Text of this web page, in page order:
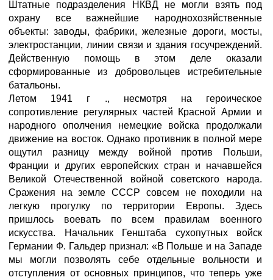
Штатные подразделения НКВД не могли взять под
охрану все важнейшие народнохозяйственные
объекты: заводы, фабрики, железные дороги, мосты,
электростанции, линии связи и здания госучреждений.
Действенную помощь в этом деле оказали
сформированные из добровольцев истребительные
батальоны.
Летом 1941 г ., несмотря на героическое
сопротивление регулярных частей Красной Армии и
народного ополчения немецкие войска продолжали
движение на восток. Однако противник в полной мере
ощутил разницу между войной против Польши,
Франции и других европейских стран и начавшейся
Великой Отечественной войной советского народа.
Сражения на земле СССР совсем не походили на
легкую прогулку по территории Европы. Здесь
пришлось воевать по всем правилам военного
искусства. Начальник Генштаба сухопутных войск
Германии Ф. Гальдер признал: «В Польше и на Западе
мы могли позволять себе отдельные вольности и
отступления от основных принципов, что теперь уже